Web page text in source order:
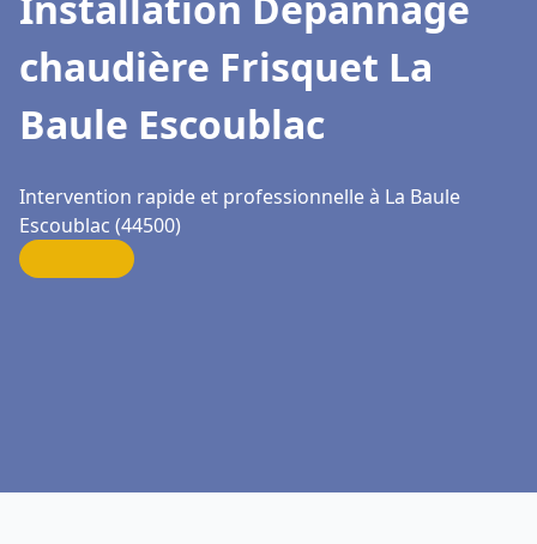
chaudière Frisquet La
Baule Escoublac
Intervention rapide et professionnelle à La Baule
Escoublac (44500)